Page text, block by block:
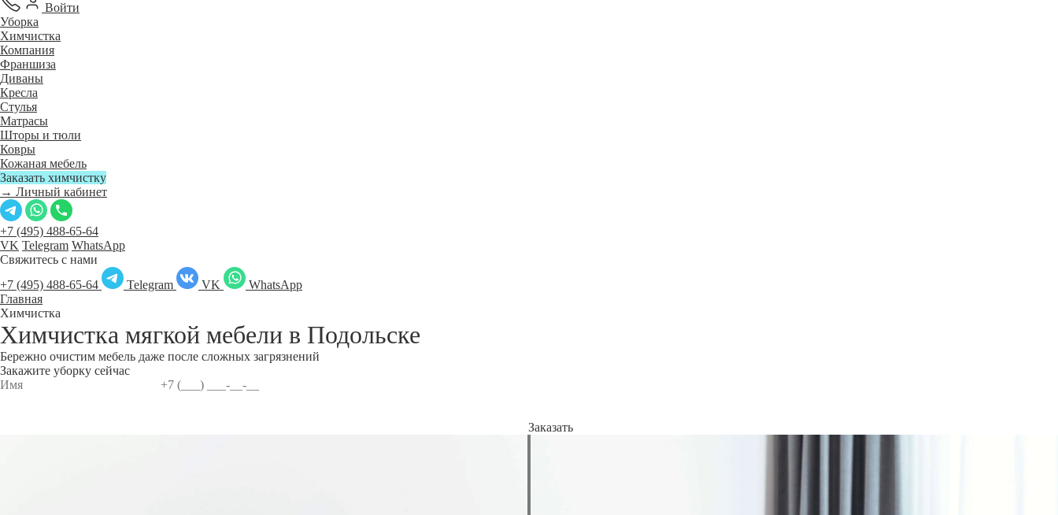
Войти
Уборка
Химчистка
Компания
Франшиза
Диваны
Кресла
Стулья
Матрасы
Шторы и тюли
Ковры
Кожаная мебель
Заказать химчистку
→ Личный кабинет
+7 (495) 488-65-64
VK Telegram WhatsApp
Свяжитесь с нами
+7 (495) 488-65-64
Telegram VK
WhatsApp
Главная
Химчистка
Химчистка мягкой мебели в Подольске
Бережно очистим мебель даже после сложных загрязнений
Закажите уборку сейчас
Заказать